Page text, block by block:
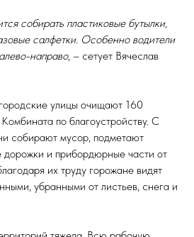
собирать пластиковые бутылки,
салфетки. Особенно водители
направо, – сетует Вячеслав
улицы очищают 160
по благоустройству. С
собирают мусор, подметают
дорожки и прибордюрные части от
их труду горожане видят
убранными от листьев, снега и